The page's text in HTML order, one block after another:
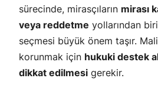
sürecinde, mirasçıların mirası
veya reddetme yollarından
seçmesi büyük önem taşır.
korunmak için hukuki destek
dikkat edilmesi gerekir.